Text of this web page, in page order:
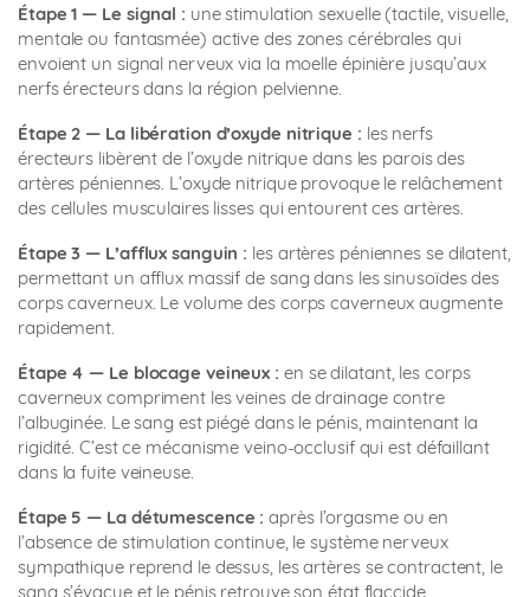
Étape 1 — Le signal : une stimulation sexuelle (tactile, visuelle,
mentale ou fantasmée) active des zones cérébrales qui
envoient un signal nerveux via la moelle épinière jusqu’aux
nerfs érecteurs dans la région pelvienne.
Étape 2 — La libération d’oxyde nitrique : les nerfs
érecteurs libèrent de l’oxyde nitrique dans les parois des
artères péniennes. L’oxyde nitrique provoque le relâchement
des cellules musculaires lisses qui entourent ces artères.
Étape 3 — L’afflux sanguin : les artères péniennes se dilatent,
permettant un afflux massif de sang dans les sinusoïdes des
corps caverneux. Le volume des corps caverneux augmente
rapidement.
Étape 4 — Le blocage veineux : en se dilatant, les corps
caverneux compriment les veines de drainage contre
l’albuginée. Le sang est piégé dans le pénis, maintenant la
rigidité. C’est ce mécanisme veino-occlusif qui est défaillant
dans la fuite veineuse.
Étape 5 — La détumescence : après l’orgasme ou en
l’absence de stimulation continue, le système nerveux
sympathique reprend le dessus, les artères se contractent, le
sang s’évacue et le pénis retrouve son état flaccide.